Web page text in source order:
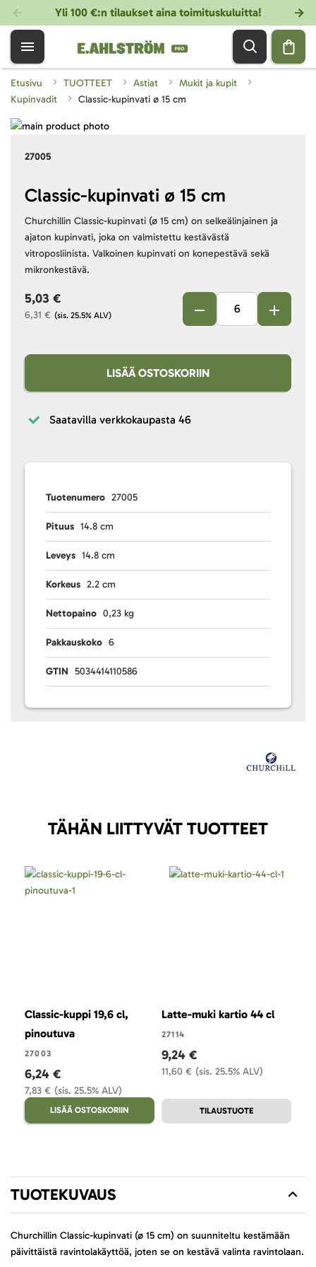
Yli 100 €:n tilaukset aina toimituskuluitta!
Etusivu TUOTTEET Astiat
Mukit ja kupit
Kupinvadit
Classic-kupinvati ø 15 cm
27005
Classic-kupinvati ø 15 cm
Churchillin Classic-kupinvati (ø 15 cm) on selkeälinjainen ja
ajaton kupinvati, joka on valmistettu kestävästä
vitroposliinista. Valkoinen kupinvati on konepestävä sekä
mikronkestävä.
(sis. 25.5% ALV)
6,31 €
5,03 €
LISÄÄ OSTOSKORIIN
Saatavilla verkkokaupasta 46
Tuotenumero 27005
Pituus 14.8 cm
Leveys 14.8 cm
Korkeus 2.2 cm
Nettopaino 0,23 kg
Pakkauskoko 6
GTIN 5034414110586
Skip
images
gallery
beginning
images
gallery
TÄHÄN LIITTYVÄT TUOTTEET
Classic-kuppi 19,6 cl,
pinoutuva
27003
(sis. 25.5% ALV)
7,83 €
6,24 €
LISÄÄ OSTOSKORIIN
Latte-muki kartio 44 cl
27114
(sis. 25.5% ALV)
11,60 €
9,24 €
TILAUSTUOTE
TUOTEKUVAUS
Churchillin Classic-kupinvati (ø 15 cm) on suunniteltu kestämään
päivittäistä ravintolakäyttöä, joten se on kestävä valinta ravintolaan.